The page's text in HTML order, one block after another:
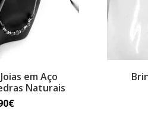
em Aço
Naturais